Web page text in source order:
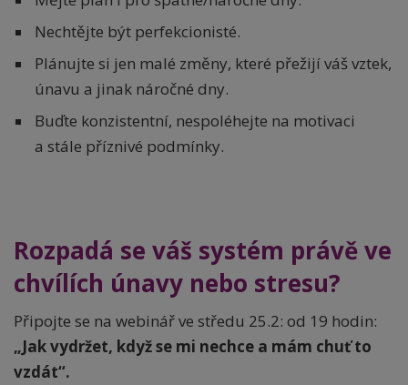
Nechtějte být perfekcionisté.
Plánujte si jen malé změny, které přežijí váš vztek,
únavu a jinak náročné dny.
Buďte konzistentní, nespoléhejte na motivaci
a stále příznivé podmínky.
Rozpadá se váš systém právě ve
chvílích únavy nebo stresu?
Připojte se na webinář ve středu 25.2: od 19 hodin:
„Jak vydržet, když se mi nechce a mám chuť to
vzdát“.